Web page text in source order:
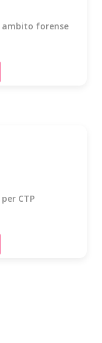
ambito forense
CTP